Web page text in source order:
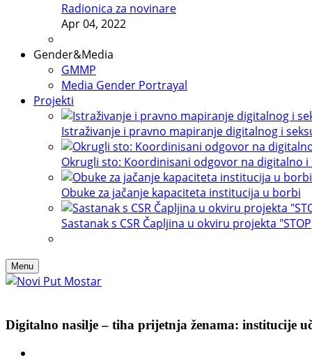
Radionica za novinare
Apr 04, 2022
Gender&Media
GMMP
Media Gender Portrayal
Projekti
Istraživanje i pravno mapiranje digitalnog i
Okrugli sto: Koordinisani odgovor na digitalno i
Obuke za jačanje kapaciteta institucija u borbi
Sastanak s CSR Čapljina u okviru projekta "STOP
Menu
Digitalno nasilje – tiha prijetnja ženama: institucije